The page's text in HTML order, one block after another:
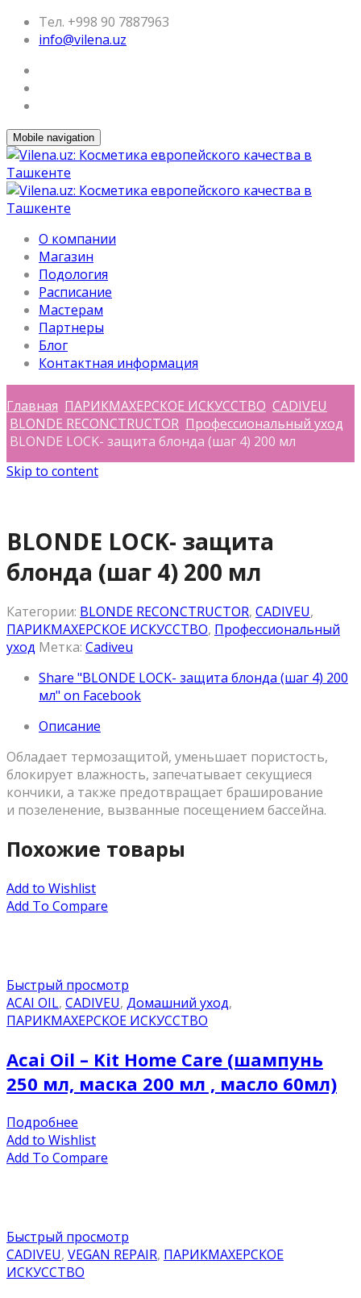
Тел. +998 90 7887963
info@vilena.uz
Mobile navigation
О компании
Магазин
Подология
Расписание
Мастерам
Партнеры
Блог
Контактная информация
Главная ПАРИКМАХЕРСКОЕ ИСКУССТВО CADIVEU
BLONDE RECONCTRUCTOR Профессиональный уход
BLONDE LOCK- защита блонда (шаг 4) 200 мл
Skip to content
BLONDE LOCK- защита
блонда (шаг 4) 200 мл
Категории: BLONDE RECONCTRUCTOR, CADIVEU,
ПАРИКМАХЕРСКОЕ ИСКУССТВО, Профессиональный
уход Метка: Cadiveu
Share "BLONDE LOCK- защита блонда (шаг 4) 200
мл" on Facebook
Описание
Обладает термозащитой, уменьшает пористость,
блокирует влажность, запечатывает секущиеся
кончики, а также предотвращает браширование
и позеленение, вызванные посещением бассейна.
Похожие товары
Add to Wishlist
Add To Compare
Быстрый просмотр
ACAI OIL, CADIVEU, Домашний уход,
ПАРИКМАХЕРСКОЕ ИСКУССТВО
Acai Oil – Kit Home Care (шампунь
250 мл, маска 200 мл , масло 60мл)
Подробнее
Add to Wishlist
Add To Compare
Быстрый просмотр
CADIVEU, VEGAN REPAIR, ПАРИКМАХЕРСКОЕ
ИСКУССТВО